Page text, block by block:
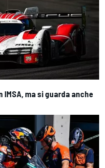
ma si guarda anche